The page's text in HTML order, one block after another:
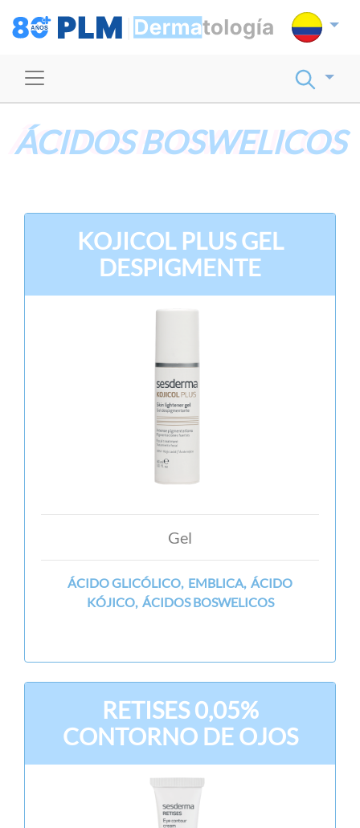
ÁCIDOS BOSWELICOS
KOJICOL PLUS GEL
DESPIGMENTE
Gel
ÁCIDO GLICÓLICO, EMBLICA, ÁCIDO
KÓJICO, ÁCIDOS BOSWELICOS
RETISES 0,05%
CONTORNO DE OJOS